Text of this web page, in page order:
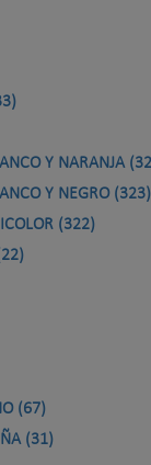
Y NARANJA
Y NEGRO (323)
(322)
(67)
(31)